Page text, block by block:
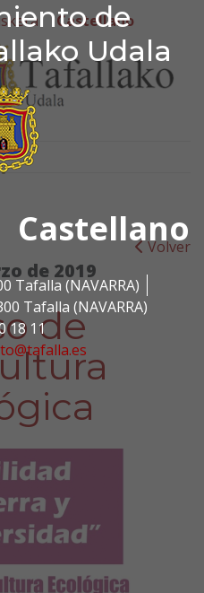
de
Udala
Castellano
Tafalla (NAVARRA)
Tafalla (NAVARRA)
18 11
de
Castellano
Volver
de 2019
de